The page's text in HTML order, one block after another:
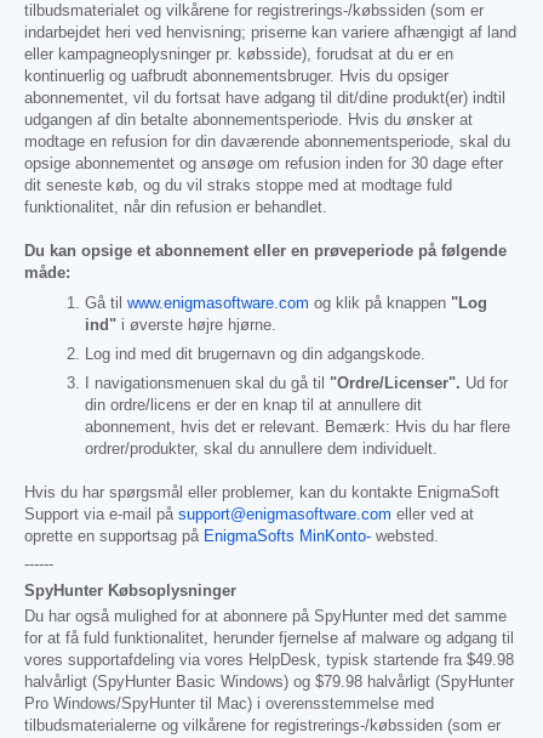
tilbudsmaterialet og vilkårene for registrerings-/købssiden (som er
indarbejdet heri ved henvisning; priserne kan variere afhængigt af land
eller kampagneoplysninger pr. købsside), forudsat at du er en
kontinuerlig og uafbrudt abonnementsbruger. Hvis du opsiger
abonnementet, vil du fortsat have adgang til dit/dine produkt(er) indtil
udgangen af din betalte abonnementsperiode. Hvis du ønsker at
modtage en refusion for din daværende abonnementsperiode, skal du
opsige abonnementet og ansøge om refusion inden for 30 dage efter
dit seneste køb, og du vil straks stoppe med at modtage fuld
funktionalitet, når din refusion er behandlet.
Du kan opsige et abonnement eller en prøveperiode på følgende
måde:
Gå til www.enigmasoftware.com og klik på knappen "Log
ind" i øverste højre hjørne.
Log ind med dit brugernavn og din adgangskode.
I navigationsmenuen skal du gå til "Ordre/Licenser". Ud for
din ordre/licens er der en knap til at annullere dit
abonnement, hvis det er relevant. Bemærk: Hvis du har flere
ordrer/produkter, skal du annullere dem individuelt.
Hvis du har spørgsmål eller problemer, kan du kontakte EnigmaSoft
Support via e-mail på support@enigmasoftware.com eller ved at
oprette en supportsag på EnigmaSofts MinKonto- websted.
------
SpyHunter Købsoplysninger
Du har også mulighed for at abonnere på SpyHunter med det samme
for at få fuld funktionalitet, herunder fjernelse af malware og adgang til
vores supportafdeling via vores HelpDesk, typisk startende fra $49.98
halvårligt (SpyHunter Basic Windows) og $79.98 halvårligt (SpyHunter
Pro Windows/SpyHunter til Mac) i overensstemmelse med
tilbudsmaterialerne og vilkårene for registrerings-/købssiden (som er